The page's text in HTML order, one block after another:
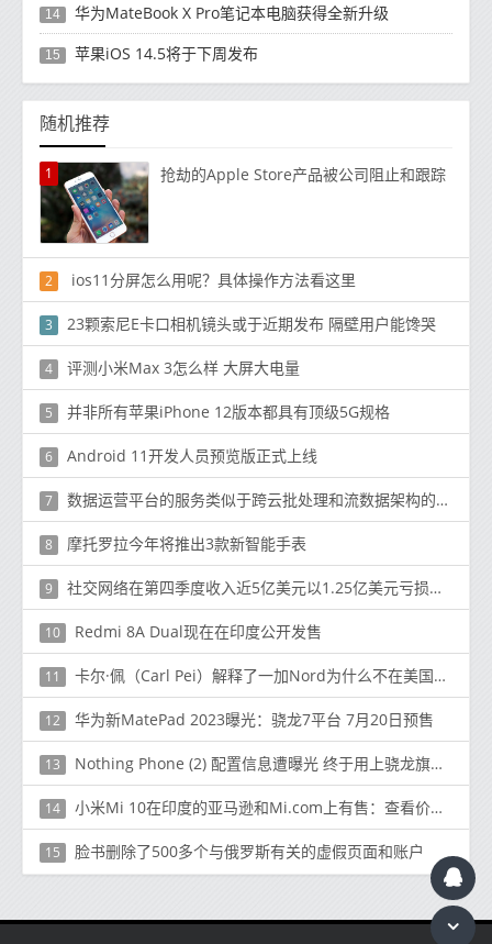
14 华为MateBook X Pro笔记本电脑获得全新升级
15 苹果iOS 14.5将于下周发布
随机推荐
1 抢劫的Apple Store产品被公司阻止和跟踪
2 ios11分屏怎么用呢？具体操作方法看这里
3 23颗索尼E卡口相机镜头或于近期发布 隔壁用户能馋哭
4 评测小米Max 3怎么样 大屏大电量
5 并非所有苹果iPhone 12版本都具有顶级5G规格
6 Android 11开发人员预览版正式上线
7 数据运营平台的服务类似于跨云批处理和流数据架构的空中交通管制系统
8 摩托罗拉今年将推出3款新智能手表
9 社交网络在第四季度收入近5亿美元以1.25亿美元亏损结束
10 Redmi 8A Dual现在在印度公开发售
11 卡尔·佩（Carl Pei）解释了一加Nord为什么不在美国推出的原因
12 华为新MatePad 2023曝光：骁龙7平台 7月20日预售
13 Nothing Phone (2) 配置信息遭曝光 终于用上骁龙旗舰了
14 小米Mi 10在印度的亚马逊和Mi.com上有售：查看价格，报价和规格
15 脸书删除了500多个与俄罗斯有关的虚假页面和账户